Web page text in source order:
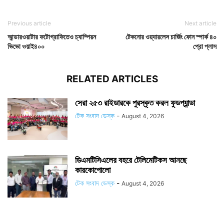
Previous article
আন্ডারওয়াটার ফটোগ্রাফিতেও চ্যাম্পিয়ন
ভিভো ওয়াই৪০০
Next article
টেকনোর ওয়্যারলেস চার্জিং ফোন স্পার্ক ৪০
প্রো প্লাস
RELATED ARTICLES
সেরা ২৫৩ রাইডারকে পুরস্কৃত করল ফুডপ্যান্ডা
টেক সংবাদ ডেস্ক - August 4, 2026
ডিএমটিসিএলের বহরে টেলিমেটিকস আনছে
কারকোপোলো
টেক সংবাদ ডেস্ক - August 4, 2026